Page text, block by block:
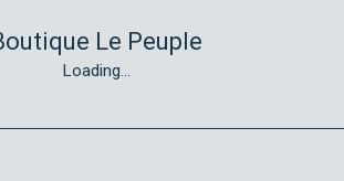
Le Peuple
Loading...